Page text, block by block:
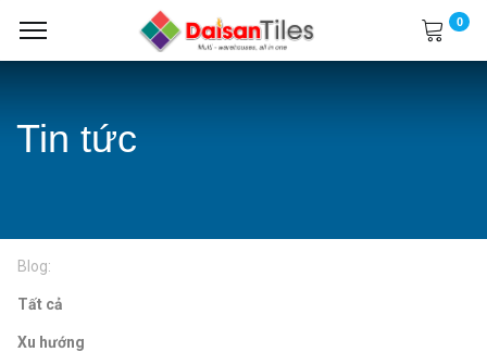
0
Tin tức
Blog:
Tất cả
Xu hướng